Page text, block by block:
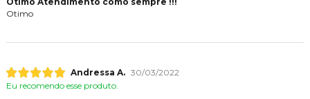
Otimo
Andressa A. 30/03/2022
Eu recomendo esse produto.